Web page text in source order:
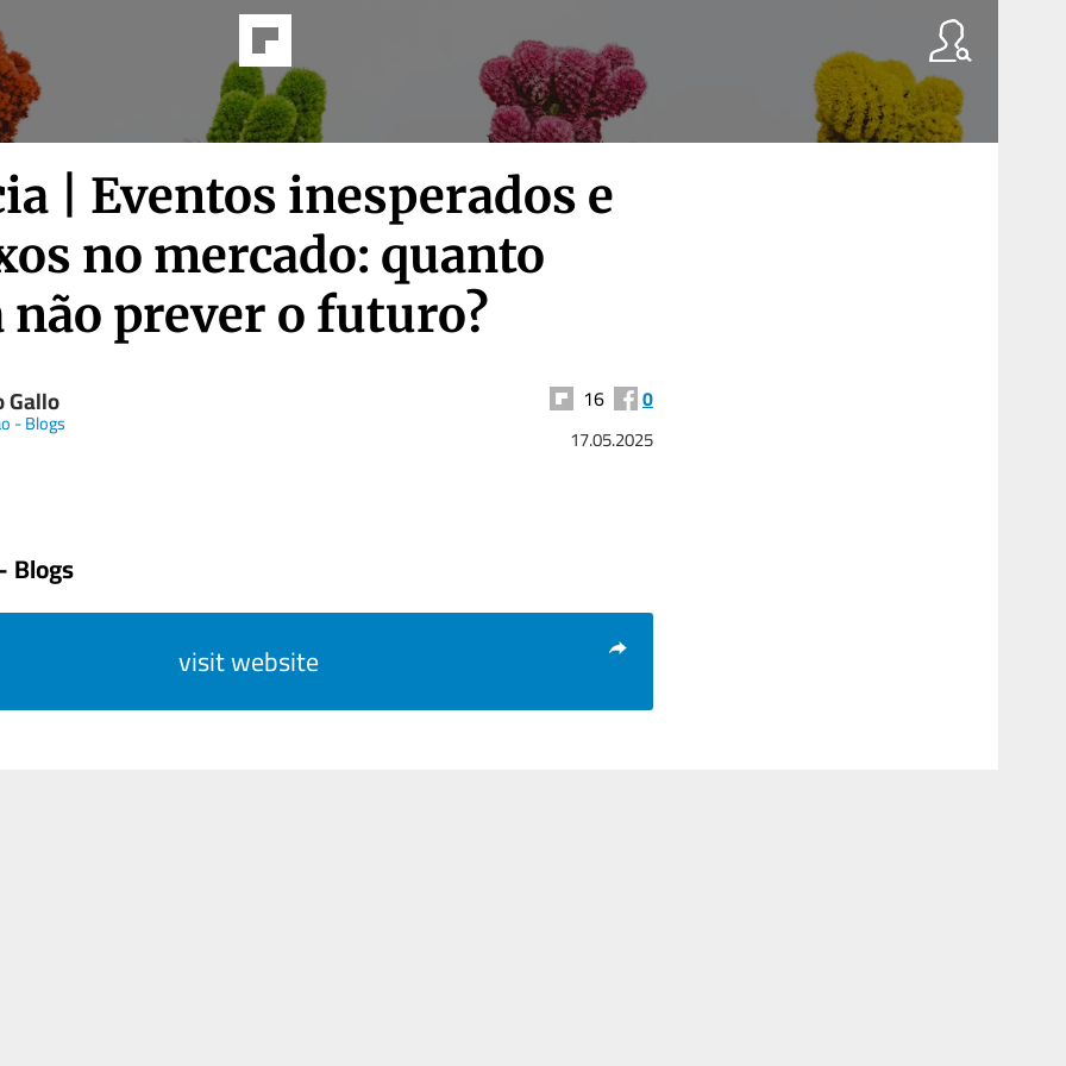
| Eventos inesperados e
no mercado: quanto
não prever o futuro?
Gallo
- Blogs
16 0
17.05.2025
Blogs
visit website